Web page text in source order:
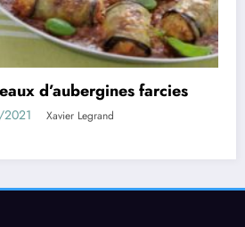
Confiture